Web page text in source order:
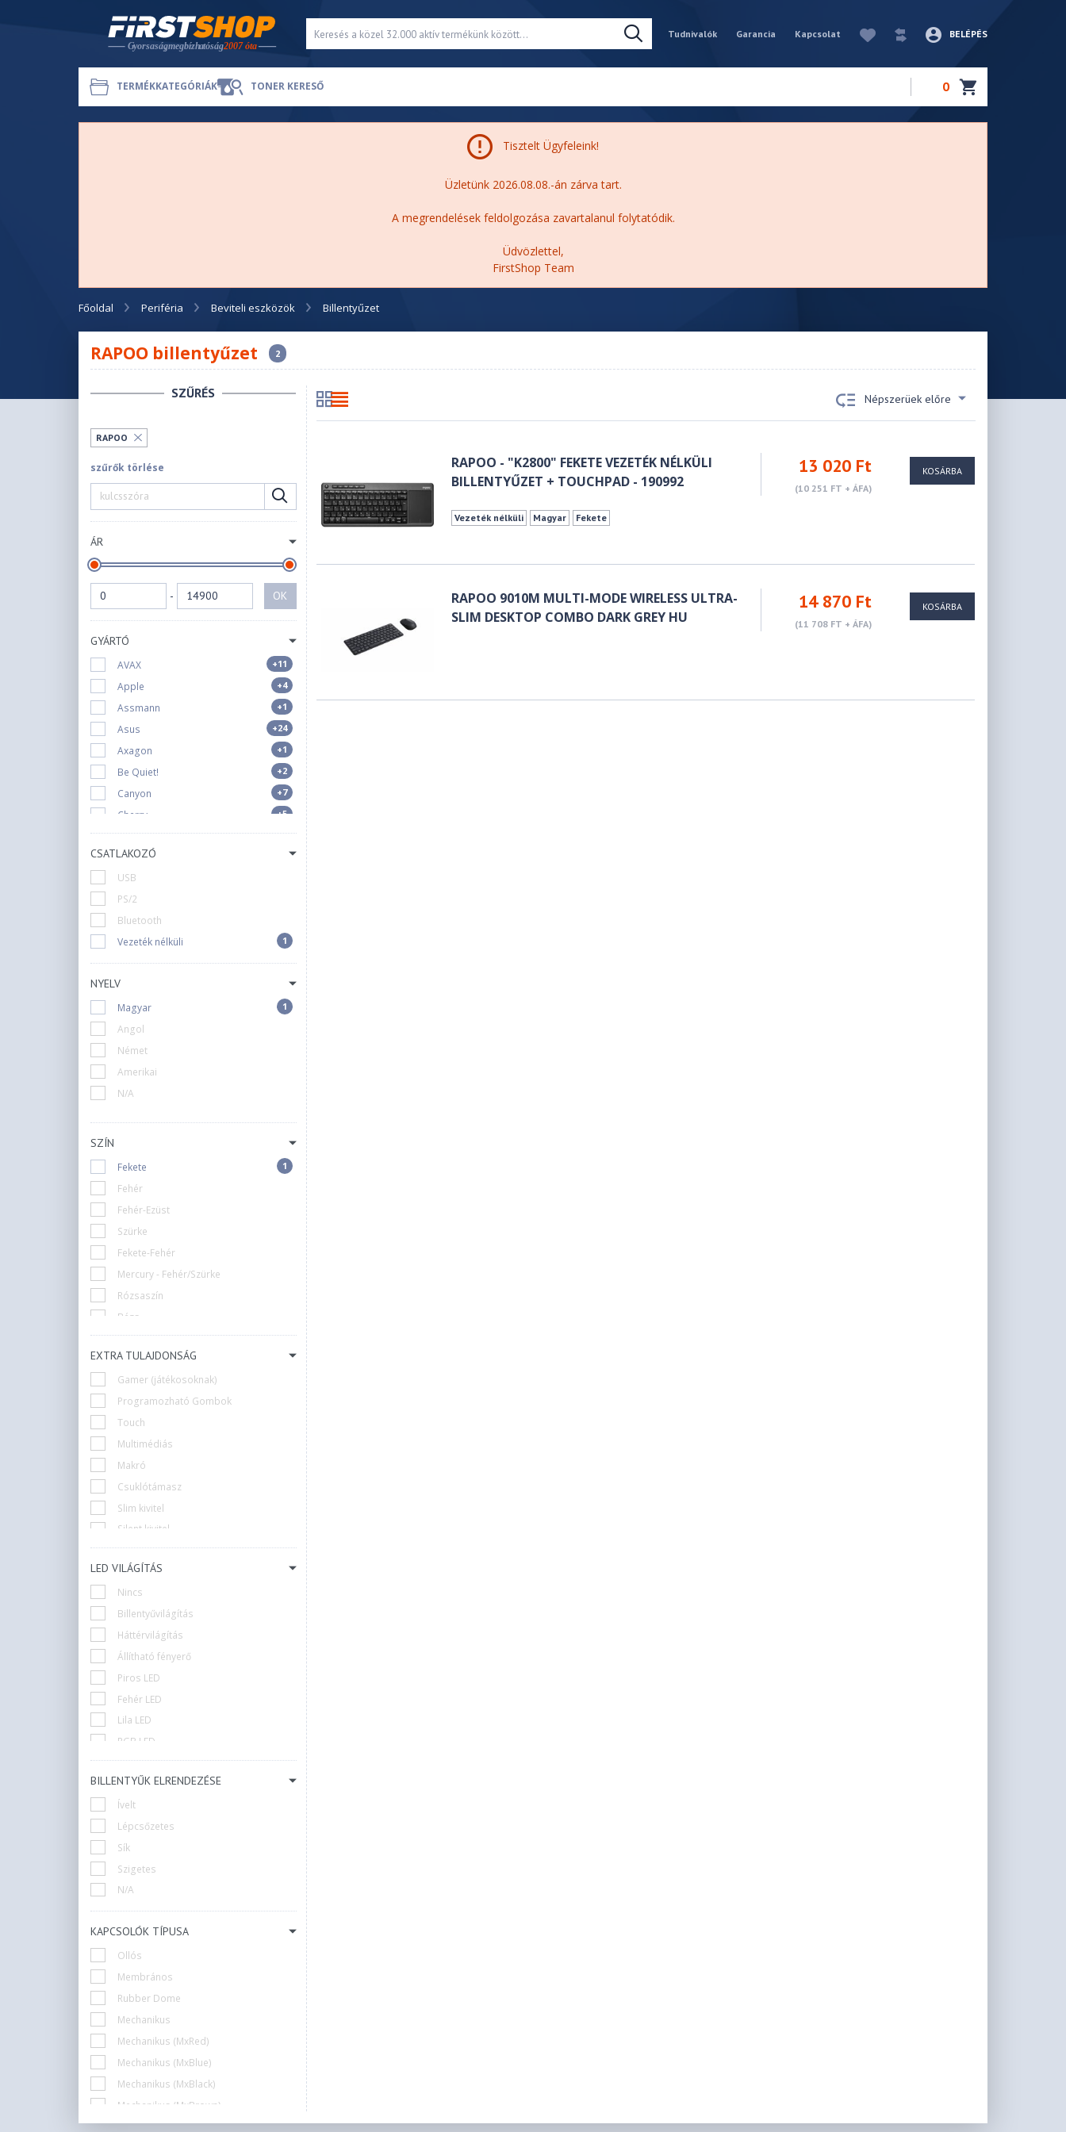
Tudnivalók Garancia Kapcsolat BELÉPÉS
TERMÉKKATEGÓRIÁK TONER KERESŐ 0
Tisztelt Ügyfeleink!
Üzletünk 2026.08.08.-án zárva tart.
A megrendelések feldolgozása zavartalanul folytatódik.
Üdvözlettel,
FirstShop Team
Főoldal Periféria Beviteli eszközök Billentyűzet
RAPOO billentyűzet 2
SZŰRÉS
RAPOO
szűrők törlése
ÁR
- OK
GYÁRTÓ
AVAX +11
Apple +4
Assmann +1
Asus +24
Axagon +1
Be Quiet! +2
Canyon +7
Cherry +5
Corsair +8
Cougar
Dell
Ducky
Endorfy
Equip +1
Everest +1
Gaba
Gembird +1
Genius
Gwings
HP
Hama
+39
+9
Steelseries
CSATLAKOZÓ
USB
PS/2
Bluetooth
Vezeték nélküli
1
NYELV
Magyar 1
Angol
Német
Amerikai
N/A
SZÍN
Fekete 1
Fehér
Fehér-Ezüst
Szürke
Fekete-Fehér
Mercury - Fehér/Szürke
Rózsaszín
Bézs
EXTRA TULAJDONSÁG
Gamer (játékosoknak)
Programozható Gombok
Touch
Multimédiás
Makró
Csuklótámasz
Slim kivitel
Silent kivitel
Anti-Ghosting
Cseppálló
OLED kijelző
Mini
Numpad
Ergonomikus
Nincs
Több eszközzel használat
Keypad
LED VILÁGÍTÁS
Nincs
Billentyűvilágítás
Háttérvilágítás
Állítható fényerő
Piros LED
Fehér LED
Lila LED
RGB LED
5 zónás RGB LED
10 zónás RGB LED
Gombonkénti RGB LED világítás
Többszínű
BILLENTYŰK ELRENDEZÉSE
Ívelt
Lépcsőzetes
Sík
Szigetes
N/A
KAPCSOLÓK TÍPUSA
Ollós
Membrános
Rubber Dome
Mechanikus
Mechanikus (MxRed)
Mechanikus (MxBlue)
Mechanikus (MxBlack)
Mechanikus (MxBrown)
Mechanikus (MxClear)
Népszerüek előre
RAPOO - "K2800" FEKETE VEZETÉK NÉLKÜLI
BILLENTYŰZET + TOUCHPAD - 190992
13 020 Ft
(10 251 FT + ÁFA)
Vezeték nélküli Magyar Fekete
KOSÁRBA
RAPOO 9010M MULTI-MODE WIRELESS ULTRA-
SLIM DESKTOP COMBO DARK GREY HU
14 870 Ft
(11 708 FT + ÁFA)
KOSÁRBA